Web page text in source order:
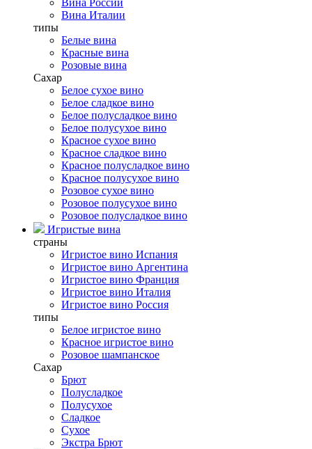
Вина России
Вина Италии
типы
Белые вина
Красные вина
Розовые вина
Сахар
Белое сухое вино
Белое сладкое вино
Белое полусладкое вино
Белое полусухое вино
Красное сухое вино
Красное сладкое вино
Красное полусладкое вино
Красное полусухое вино
Розовое сухое вино
Розовое полусухое вино
Розовое полусладкое вино
Игристые вина
страны
Игристое вино Испания
Игристое вино Аргентина
Игристое вино Франция
Игристое вино Италия
Игристое вино Россия
типы
Белое игристое вино
Красное игристое вино
Розовое шампанское
Сахар
Брют
Полусладкое
Полусухое
Сладкое
Сухое
Экстра Брют